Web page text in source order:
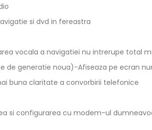
si dvd in fereastra
vocala a navigatiei nu intrerupe total
de generatie noua)-Afiseaza pe ecran
buna claritate a convorbirii telefonice
si configurarea cu modem-ul